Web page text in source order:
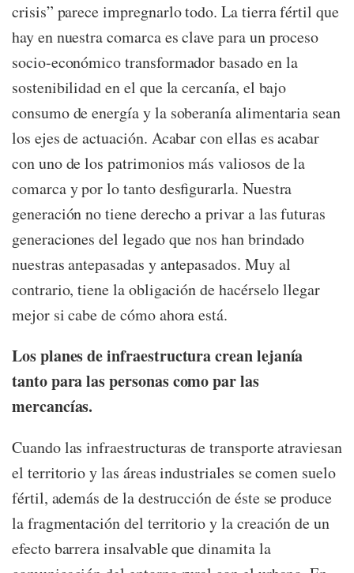
crisis” parece impregnarlo todo. La tierra fértil que
hay en nuestra comarca es clave para un proceso
socio-económico transformador basado en la
sostenibilidad en el que la cercanía, el bajo
consumo de energía y la soberanía alimentaria sean
los ejes de actuación. Acabar con ellas es acabar
con uno de los patrimonios más valiosos de la
comarca y por lo tanto desfigurarla. Nuestra
generación no tiene derecho a privar a las futuras
generaciones del legado que nos han brindado
nuestras antepasadas y antepasados. Muy al
contrario, tiene la obligación de hacérselo llegar
mejor si cabe de cómo ahora está.
Los planes de infraestructura crean lejanía
tanto para las personas como par las
mercancías.
Cuando las infraestructuras de transporte atraviesan
el territorio y las áreas industriales se comen suelo
fértil, además de la destrucción de éste se produce
la fragmentación del territorio y la creación de un
efecto barrera insalvable que dinamita la